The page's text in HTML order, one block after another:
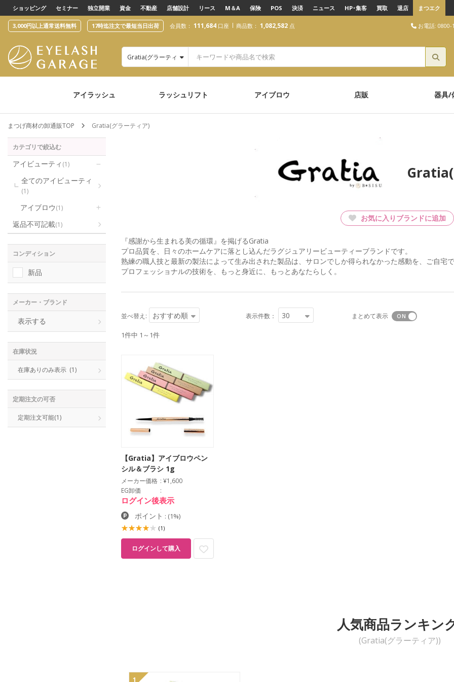
text.skipToContent
text.skipToNavigation
ショッピング セミナー 独立開業 資金 不動産 店舗設計 リース M＆A 保険 POS 決済 ニュース HP･集客 買取 退店 まつエク
3,000円以上通常送料無料 17時迄注文で最短当日出荷 会員数： 111,684 口座 商品数： 1,082,582 点 お電話: 0800-
Gratia(グラーティア)
アイラッシュ ラッシュリフト アイブロウ 店販 器具/
まつげ商材の卸通販TOP Gratia(グラーティア)
カテゴリで絞込む
アイビューティ (1)
全てのアイビューティ
(1)
アイブロウ(1)
返品不可記載(1)
コンディション
新品
メーカー・ブランド
表示する
在庫状況
在庫ありのみ表示 (1)
定期注文の可否
定期注文可能(1)
お気に入りブランドに追加
『感謝から生まれる美の循環』を掲げるGratia
プロ品質を、日々のホームケアに落とし込んだラグジュアリービューティーブランドです。
熟練の職人技と最新の製法によって生み出された製品は、サロンでしか得られなかった感動を、ご自宅
プロフェッショナルの技術を、もっと身近に、もっとあなたらしく。
並べ替え: おすすめ順 表示件数： 30 まとめて表示
1件中 1～1件
【Gratia】アイブロウペン
シル＆ブラシ 1g
メーカー価格
¥1,600
EG卸価
ログイン後表示
ポイント : (1%)
(1)
ログインして購入
人気商品ランキン
(Gratia(グラーティア))
1